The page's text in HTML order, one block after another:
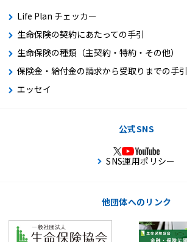
Life Plan チェッカー
生命保険の契約にあたっての手引
生命保険の種類（主契約・特約・その他）
保険金・給付金の請求から受取りまでの手引
エッセイ
公式SNS
SNS運用ポリシー
他団体へのリンク